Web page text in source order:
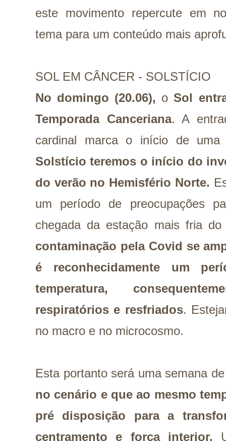
este movimento repercute em
tema para um conteúdo mais
SOL EM CÂNCER - SOLSTÍCIO
No domingo (20.06), o Sol
Temporada Canceriana. A
cardinal marca o início de
Solstício teremos o início do
do verão no Hemisfério Norte.
um período de preocupações
chegada da estação mais fria
contaminação pela Covid se
é reconhecidamente um
temperatura,
respiratórios e resfriados.
no macro e no microcosmo.
Esta portanto será uma semana
no cenário e que ao mesmo
pré disposição para a
centramento e força interior.